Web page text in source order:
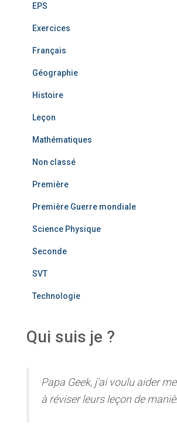
EPS
Exercices
Français
Géographie
Histoire
Leçon
Mathématiques
Non classé
Première
Première Guerre mondiale
Science Physique
Seconde
SVT
Technologie
Qui suis je ?
Papa Geek, j'ai voulu aider
à réviser leurs leçon de